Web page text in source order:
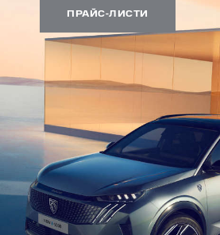
ПРАЙС-ЛИСТИ